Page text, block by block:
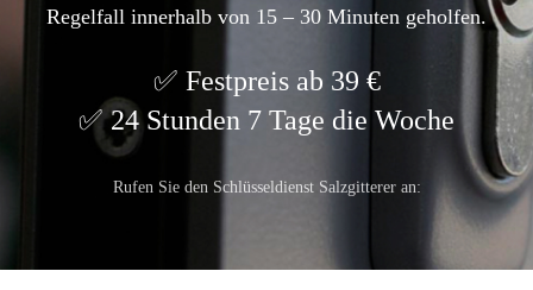
Regelfall innerhalb von 15 – 30 Minuten geholfen.
Festpreis ab 39 €
24 Stunden 7 Tage die Woche
Rufen Sie den Schlüsseldienst Salzgitterer an: